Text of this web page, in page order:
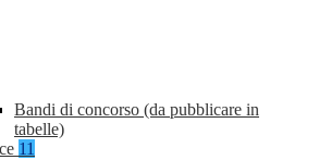
Bandi di concorso (da pubblicare in
tabelle)
11